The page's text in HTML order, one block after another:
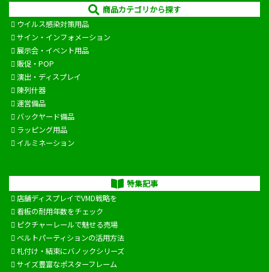
商品カテゴリから探す
ウイルス感染対策用品
サイン・インフォメーション
展示会・イベント用品
販促・POP
演出・ディスプレイ
陳列什器
運営備品
バックヤード備品
ラッピング用品
イルミネーション
特集記事
店舗ディスプレイでVMD戦略を
看板の耐用年数をチェック
ピクチャーレールで魅せる売場
ベルトパーティションの活用方法
札付け・結束にバノックシリーズ
サイズ豊富なポスターフレーム